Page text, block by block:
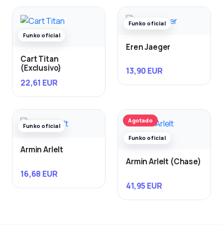
Funko oficial
Cart Titan
(Exclusivo)
22,61 EUR
Funko oficial
Eren Jaeger
13,90 EUR
Funko oficial
Armin Arlelt
16,68 EUR
Agotado
Funko oficial
Armin Arlelt (Chase)
41,95 EUR